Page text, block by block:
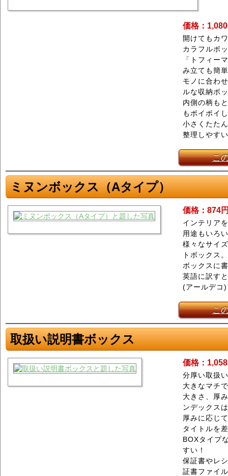
価格：
開けてもカ
カラフルボ
「トフィー
み立ても簡
モノに合わ
ルな収納ボ
内側の柄も
もポイポイ
小さくたた
整理しやす
こ
ミヌンボックス（Aタイプ）
価格：874
インテリア
用途もいろ
様々なサイ
トボックス。
ボックスに
英語に訳す
(アールデコ)
こ
取扱い説明書ボックス
価格：
分厚い取扱
大きなマチ
大きさ、厚
ンデックス
厚みに応じ
タイトルを
BOXタイプ
すい！
保証書やレ
証書ファイ